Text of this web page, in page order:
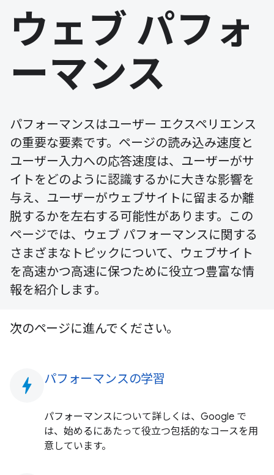
ウェブ パフォ
ーマンス
パフォーマンスはユーザー エクスペリエンス
の重要な要素です。ページの読み込み速度と
ユーザー入力への応答速度は、ユーザーがサ
イトをどのように認識するかに大きな影響を
与え、ユーザーがウェブサイトに留まるか離
脱するかを左右する可能性があります。この
ページでは、ウェブ パフォーマンスに関する
さまざまなトピックについて、ウェブサイト
を高速かつ高速に保つために役立つ豊富な情
報を紹介します。
次のページに進んでください。
bolt パフォーマンスの学習
パフォーマンスについて詳しくは、Google で
は、始めるにあたって役立つ包括的なコースを用
意しています。